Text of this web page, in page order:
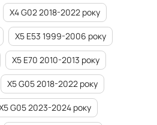
X4 G02 2018-2022 року
X5 E53 1999-2006 року
X5 E70 2010-2013 року
X5 G05 2018-2022 року
G05 2023-2024 року